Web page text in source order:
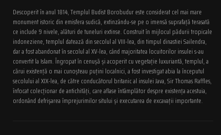
Descoperit în anul 1814, Templul Budist Borobudur este considerat cel mai mare
monument istoric din emisfera sudică, extinzându-se pe o imensă suprafață terasată
ce include 9 nivele, alături de tuneluri extinse. Construit în mijlocul pădurii tropicale
indoneziene, templul datează din secolul al VIII-lea, din timpul dinastiei Sailendra,
dar a fost abandonat în secolul al XV-lea, când majoritatea locuitorilor insulei s-au
convertit la Islam. Îngropat în cenușă și acoperit cu vegetație luxuriantă, templul, a
cărui existență o mai cunoșteau puțini localnici, a fost investigat abia la începutul
secolului al XIX-lea, de către conducătorul britanic al insulei Java, Sir Thomas Raffles,
înfocat colecționar de antichități, care aflase întâmplător despre existența acestuia,
ordonând defrișarea împrejurimilor sitului și executarea de excavații importante.